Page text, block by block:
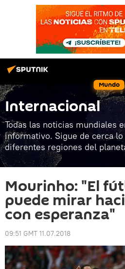
Mundo
Internacional
Todas las noticias mundiales
informativo. Sigue de cerca lo
diferentes regiones del
Mourinho: "El
puede mirar
con esperanza"
09:51 GMT 11.07.2018